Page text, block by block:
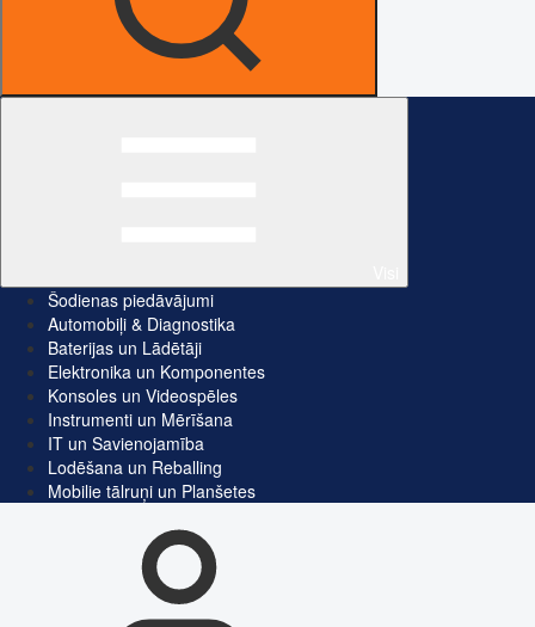
Šodienas piedāvājumi
Automobiļi & Diagnostika
Baterijas un Lādētāji
Elektronika un Komponentes
Konsoles un Videospēles
Instrumenti un Mērīšana
IT un Savienojamība
Lodēšana un Reballing
Mobilie tālruņi un Planšetes